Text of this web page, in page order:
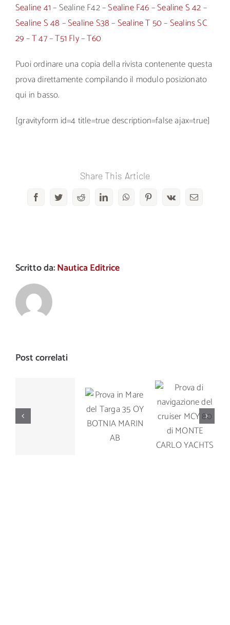
Sealine 41– Sealine F42 –Sealine F46–Sealine S 42–
Sealine S 48 –Sealine S38–Sealine T 50–Sealins SC
29–T 47–T51 Fly–T60
Puoi ordinare una copia della rivista contenente questa
prova direttamente compilando il modulo posizionato
qui in basso.
[gravityform id=4 title=true description=false ajax=true]
Share This Article
FacebookTwitterRedditLinkedInWhatsAppPinterestVk Email
Scritto da:Nautica Editrice
Post correlati
Prova di
navigazione
Prova in
Mare del
Targa 35
OY
BOTNIA
navigazione
del cruiser
MCY 80 di
CARLO